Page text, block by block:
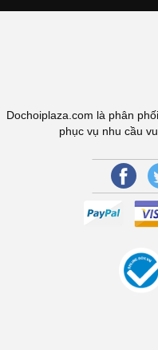
Phương thức tiếp nhận và
Chính
Chính sách về
Quyền và